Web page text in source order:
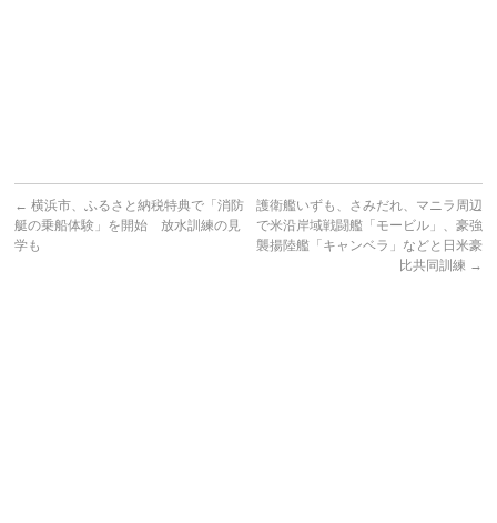
← 横浜市、ふるさと納税特典で「消防
艇の乗船体験」を開始 放水訓練の見
学も
護衛艦いずも、さみだれ、マニラ周辺
で米沿岸域戦闘艦「モービル」、豪強
襲揚陸艦「キャンベラ」などと日米豪
比共同訓練 →